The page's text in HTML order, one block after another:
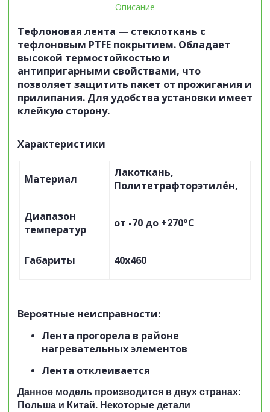
Описание
Тефлоновая лента — стеклоткань с
тефлоновым PTFE покрытием. Обладает
высокой термостойкостью и
антипригарными свойствами, что
позволяет защитить пакет от прожигания и
прилипания. Для удобства установки имеет
клейкую сторону.
Характеристики
Материал
Лакоткань,
Политетрафторэтиле́н,
Диапазон
температур
от -70 до +270°C
Габариты 40х460
Вероятные неисправности:
Лента прогорела в районе
нагревательных элементов
Лента отклеивается
Данное модель производится в двух странах:
Польша и Китай. Некоторые детали